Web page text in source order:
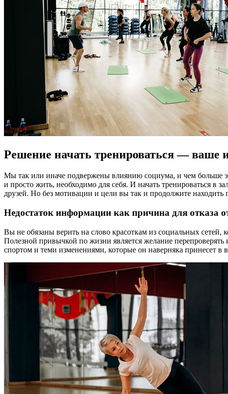
Решение начать тренироваться — ваше
Мы так или иначе подвержены влиянию социума, и чем больше
и просто жить, необходимо для себя. И начать тренироваться в
друзей. Но без мотивации и цели вы так и продолжите находить
Недостаток информации как причина для отказа
Вы не обязаны верить на слово красоткам из социальных сетей,
Полезной привычкой по жизни является желание
спортом и теми изменениями, которые он наверняка принесет в